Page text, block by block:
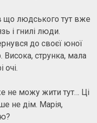
що людського тут вже
і гнилі люди.
до своєї юної
Висока, струнка, мала
очі.
не можу жити тут… Ці
не дім. Марія,